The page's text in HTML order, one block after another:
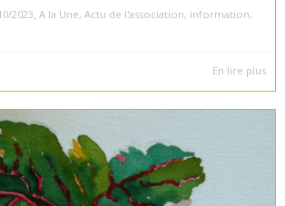
2023 A la Une, Actu de l'association, information,
En lire plus